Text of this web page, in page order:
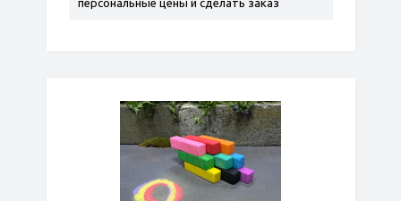
персональные цены и сделать заказ